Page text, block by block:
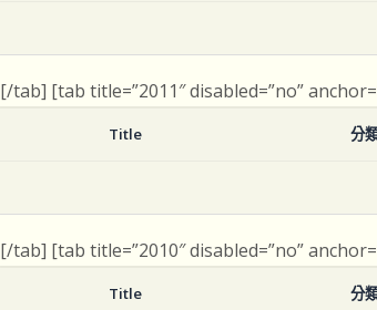
[/tab] [tab title=”2011″ disabled=”no”
Title 分
[/tab] [tab title=”2010″ disabled=”no”
Title 分